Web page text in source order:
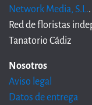
Network Media, S.L..
Red de floristas
Tanatorio Cádiz
Nosotros
Aviso legal
Datos de entrega